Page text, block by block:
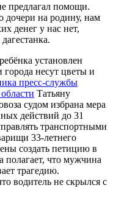
предлагал помощи.
дочери на родину, нам
денег у нас нет,
установлен
несут цветы и
пресс-службы
Татьяну
судом избрана мера
действий до 31
транспортными
33-летнего
создать петицию в
полагает, что мужчина
трагедию.
водитель не скрылся с